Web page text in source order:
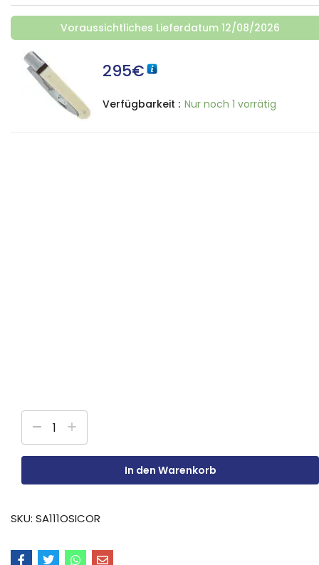
Voraussichtliches Lieferdatum 12/08/2026
295€
Verfügbarkeit : Nur noch 1 vorrätig
In den Warenkorb
SKU: SA111OSICOR